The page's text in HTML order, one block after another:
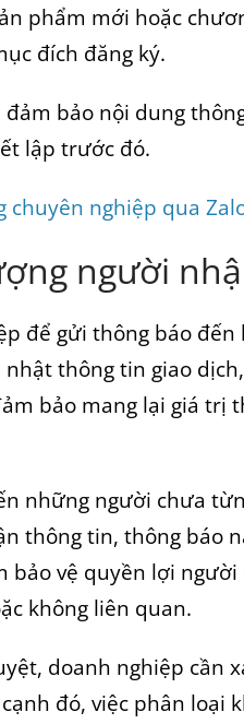
phẩm mới hoặc
đích đăng ký.
bảo nội dung
lập trước đó.
chuyên nghiệp qua
người
để gửi thông báo đến
thông tin giao
bảo mang lại giá trị
những người chưa
thông tin, thông báo
bảo vệ quyền lợi
không liên quan.
doanh nghiệp cần
đó, việc phân loại